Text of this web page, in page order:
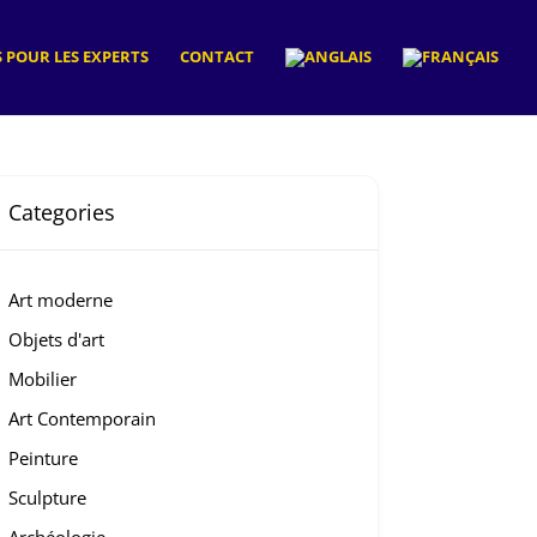
LES EXPERTS CONTACT
Categories
Art moderne
Objets d'art
Mobilier
Art Contemporain
Peinture
Sculpture